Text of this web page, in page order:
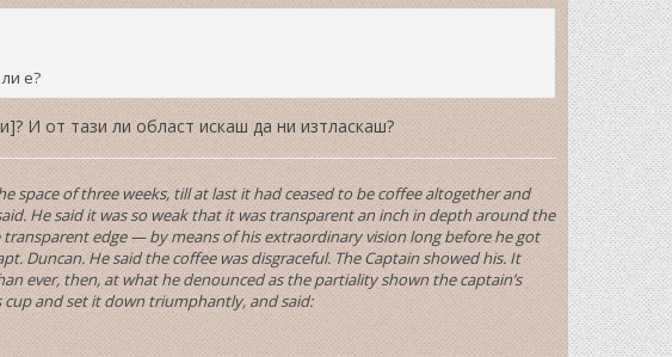
е?
И от тази ли област искаш да ни изтласкаш?
space of three weeks, till at last it had ceased to be coffee altogether and
He said it was so weak that it was transparent an inch in depth around the
edge — by means of his extraordinary vision long before he got
Duncan. He said the coffee was disgraceful. The Captain showed his. It
ever, then, at what he denounced as the partiality shown the captain’s
and set it down triumphantly, and said: